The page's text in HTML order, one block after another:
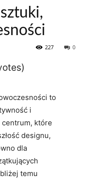
0
227
to
i
‌centrum, które
designu,
dla
temu